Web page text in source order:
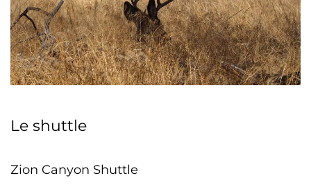
Le shuttle
Zion Canyon Shuttle